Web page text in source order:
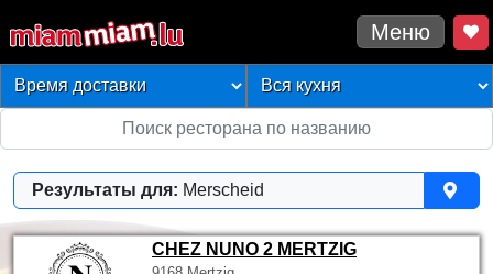
Меню
Результаты для: Merscheid
CHEZ NUNO 2 MERTZIG